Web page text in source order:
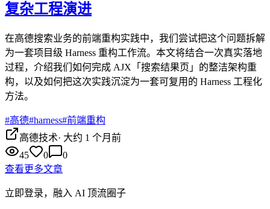
复杂工程演进
在高德搜索业务的前端重构实践中，我们尝试把这个问题拆解
为一套项目级 Harness 重构工作流。本文将结合一次真实落地
过程，介绍我们如何完成 AJX「搜索结果页」的整洁架构重
构，以及如何把这次实践沉淀为一套可复用的 Harness 工程化
方法。
#高德#harness#前端重构
高德技术· 大约 1 个月前
45
0
0
查看更多文章
立即登录，融入 AI 顶流圈子